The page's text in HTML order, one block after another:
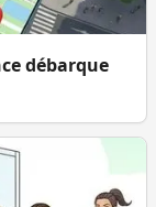
débarque